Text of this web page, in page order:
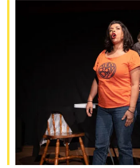
Office 365